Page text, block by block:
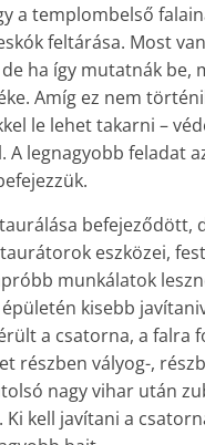
a templombelső
feltárása. Most
ha így mutatnák be,
Amíg ez nem
le lehet takarni –
legnagyobb feladat
befejeződött,
eszközei,
munkálatok
kisebb
a csatorna, a falra
részben vályog-,
nagy vihar után
Ki kell javítani a